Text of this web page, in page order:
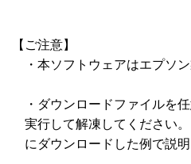
【ご注意】
・本ソフトウェアはエプソ
・ダウンロードファイルを
実行して解凍してください
にダウンロードした例で説